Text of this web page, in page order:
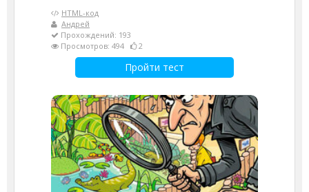
HTML-код
Андрей
Прохождений: 193
Просмотров: 494
2
Пройти тест